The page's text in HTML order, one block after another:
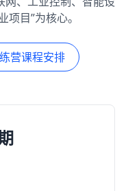
项目”为核心。
营课程安排